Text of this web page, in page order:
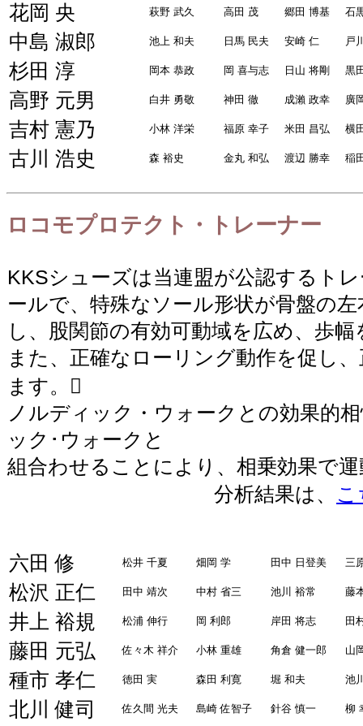
花岡 央 萩野 武久 高田 茂 郷田 博基 石
中島 淑郎 池上 和夫 日馬 民夫 安崎 仁 戸
杉田 淳 岡本 恭政 岡 喜与志 日山 将剛 黒
高野 元男 白井 勇敬 神田 徹 成瀨 政幸 廣
吉村 憲乃 小林 洋栄 福原 幸子 米田 昌弘 横
古川 浩史 森 裕史 金丸 和弘 渡辺 勝幸 稲
ロコモプロテクト・トレーナー
KKSシューズは当連盟が公認するト
ールで、特殊なソール形状が骨盤の
し、股関節の有効可動域を広め、歩
また、正確なローリング動作を促し
ます。
ノルディック・ウォークとの効果的
ック･ウォークと
組合わせることにより、相乗効果で
分析結果は、
六田 修 松井 千夏 畑岡 学 田中 日登美 三
松沢 正仁 田中 靖次 中村 省三 池川 裕常 藤
井上 裕規 松浦 伸行 岡 利郎 岸田 将志 田
藤田 元弘 佐々木 祥介 小林 重雄 角倉 健一郎 山
種市 孝仁 徳田 実 森田 利寛 堀 和夫 池
北川 健司 佐久間 光夫 島崎 佐智子 針谷 慎一 柳